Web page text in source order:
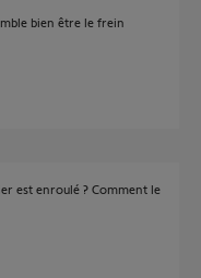
bien être le frein
est enroulé ? Comment le